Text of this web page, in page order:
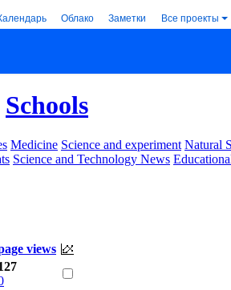
Облако Заметки Все проекты
Schools
Medicine Science and experiment Natural
Science and Technology News
views